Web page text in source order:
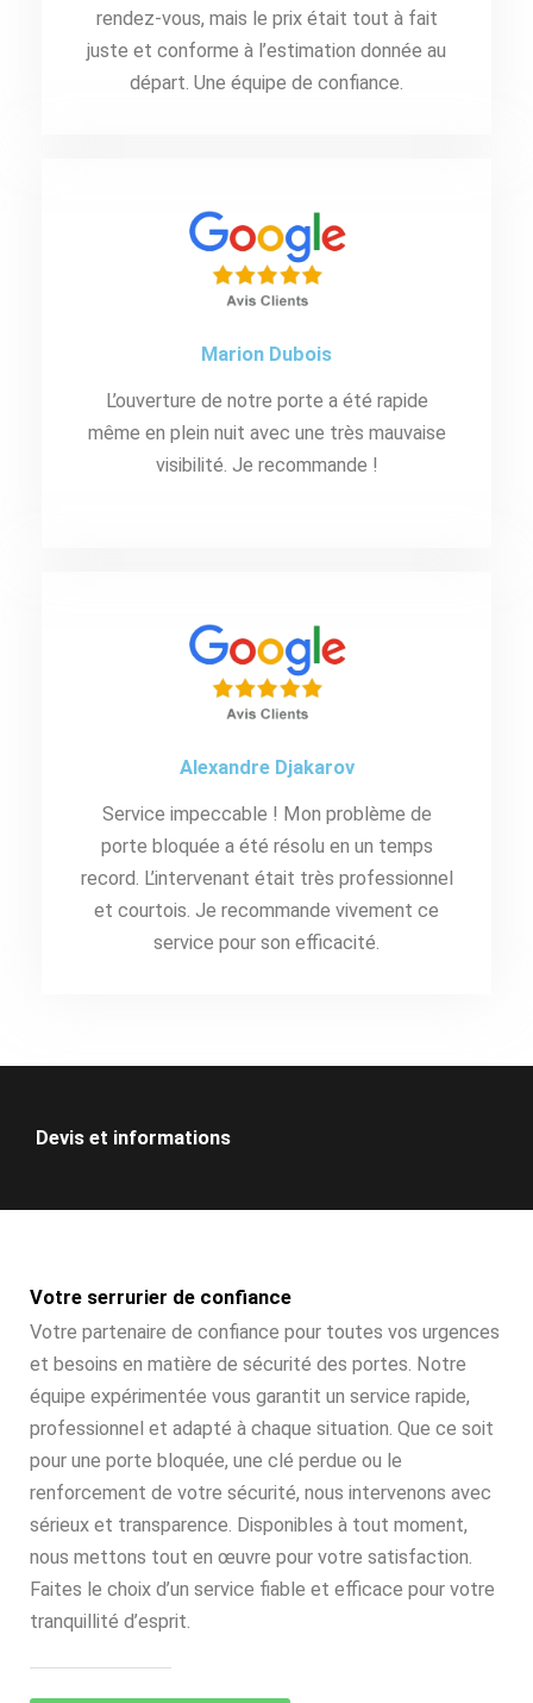
rendez-vous, mais le prix était tout à fait
juste et conforme à l’estimation donnée au
départ. Une équipe de confiance.
Marion Dubois
L’ouverture de notre porte a été rapide
même en plein nuit avec une très mauvaise
visibilité. Je recommande !
Alexandre Djakarov
Service impeccable ! Mon problème de
porte bloquée a été résolu en un temps
record. L’intervenant était très professionnel
et courtois. Je recommande vivement ce
service pour son efficacité.
Devis et informations
Votre serrurier de confiance
Votre partenaire de confiance pour toutes vos urgences
et besoins en matière de sécurité des portes. Notre
équipe expérimentée vous garantit un service rapide,
professionnel et adapté à chaque situation. Que ce soit
pour une porte bloquée, une clé perdue ou le
renforcement de votre sécurité, nous intervenons avec
sérieux et transparence. Disponibles à tout moment,
nous mettons tout en œuvre pour votre satisfaction.
Faites le choix d’un service fiable et efficace pour votre
tranquillité d’esprit.